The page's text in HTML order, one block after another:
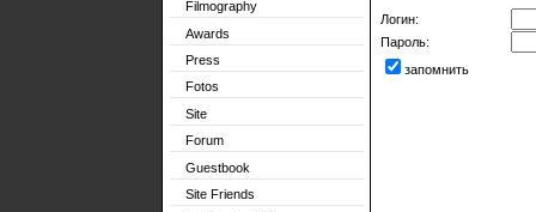
Filmography
Awards
Press
Fotos
Site
Forum
Guestbook
Site Friends
Логин:
Пароль:
запомнить